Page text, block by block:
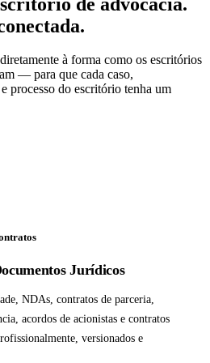
à forma como os escritórios
— para que cada caso,
processo do escritório tenha um
Jurídicos
NDAs, contratos de parceria,
acordos de acionistas e contratos
versionados e